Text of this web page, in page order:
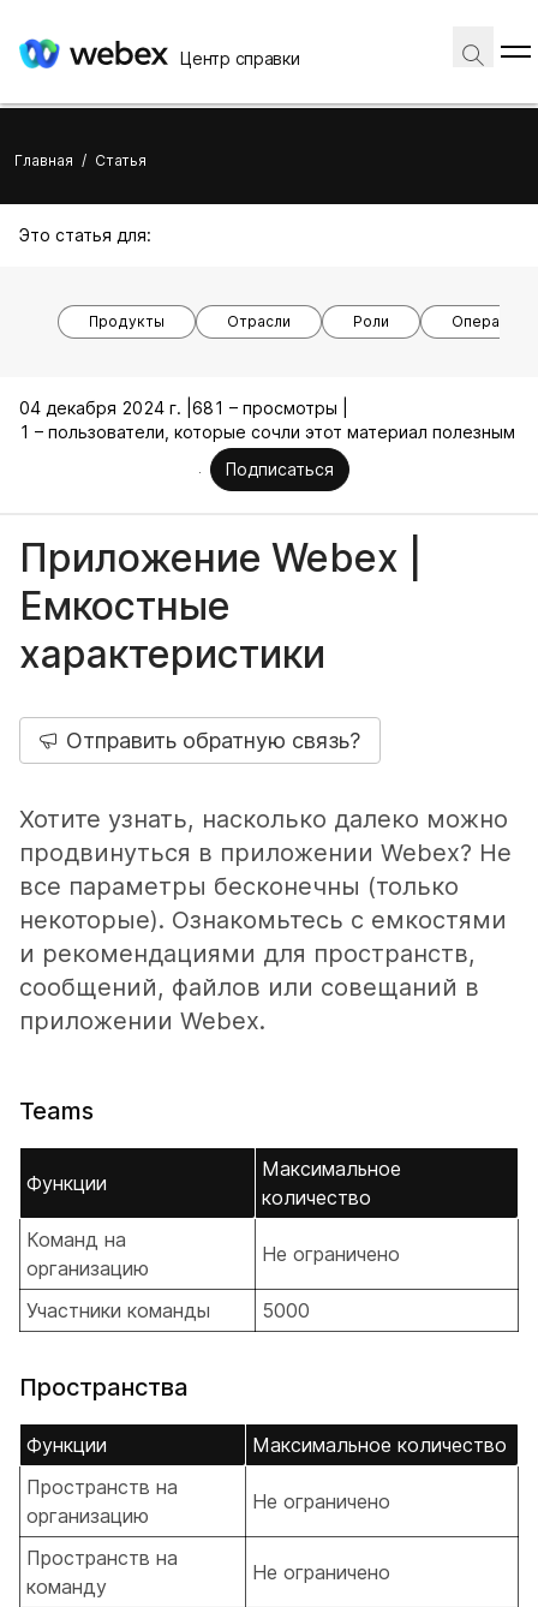
Центр справки
Главная / Статья
Это статья для:
Продукты Отрасли Роли
04 декабря 2024 г. | 681 – просмотры |
1 – пользователи, которые сочли этот материал полезным
Подписаться
Приложение Webex |
Емкостные
характеристики
Отправить обратную связь?
Хотите узнать, насколько далеко можно
продвинуться в приложении Webex? Не
все параметры бесконечны (только
некоторые). Ознакомьтесь с емкостями
и рекомендациями для пространств,
сообщений, файлов или совещаний в
приложении Webex.
Teams
Функции
Максимальное
количество
Команд на
организацию
Не ограничено
Участники команды 5000
Пространства
Функции
Максимальное количество
Пространств на
организацию
Не ограничено
Пространств на
команду
Не ограничено